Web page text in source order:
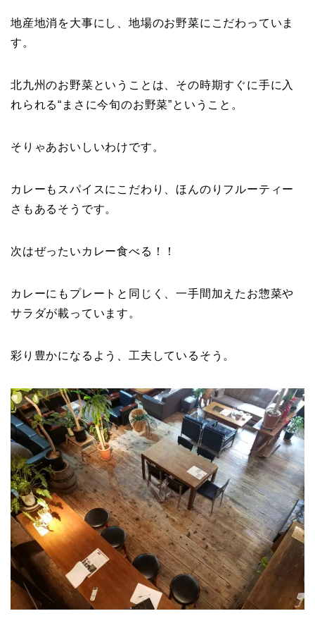
地産地消を大事にし、地場のお野菜にこだわっていま
す。
北九州のお野菜ということは、その時期すぐに手に入
れられる“まさに今旬のお野菜”ということ。
そりゃあおいしいわけです。
カレーもスパイスにこだわり、ほんのりフルーティー
さもあるそうです。
次はぜったいカレー食べる！！
カレーにもプレートと同じく、一手間加えたお惣菜や
サラダが載っています。
彩り豊かになるよう、工夫しているそう。